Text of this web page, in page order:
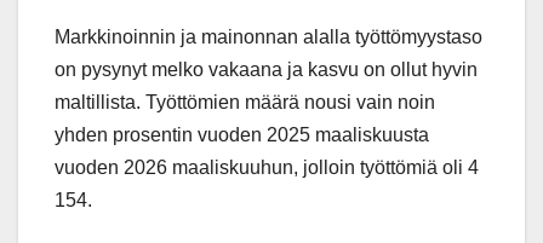
Markkinoinnin ja mainonnan alalla työttömyystaso
on pysynyt melko vakaana ja kasvu on ollut hyvin
maltillista. Työttömien määrä nousi vain noin
yhden prosentin vuoden 2025 maaliskuusta
vuoden 2026 maaliskuuhun, jolloin työttömiä oli 4
154.